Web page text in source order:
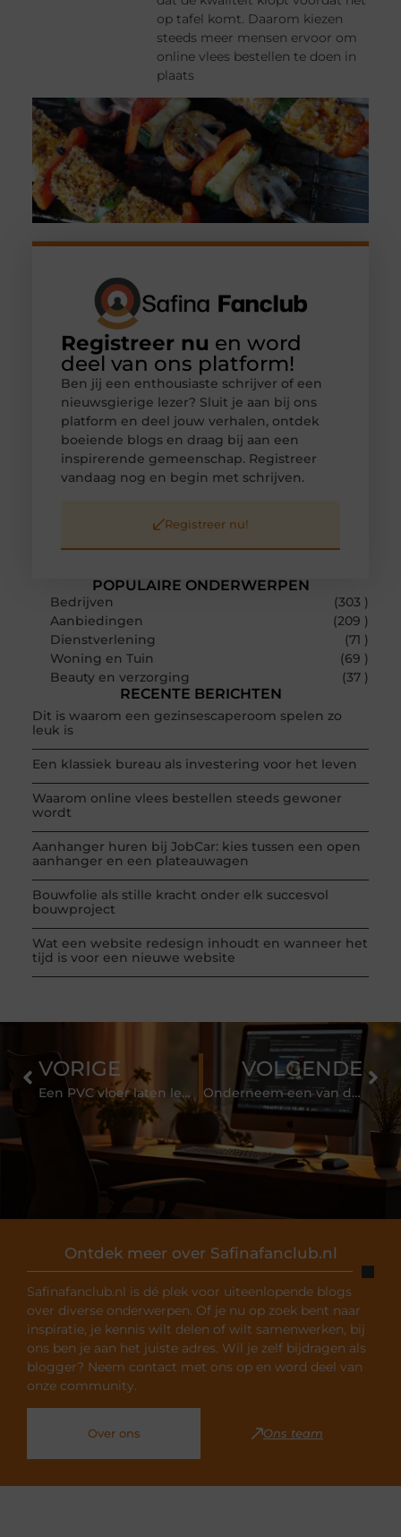
op tafel komt. Daarom kiezen
steeds meer mensen ervoor om
online vlees bestellen te doen in
plaats
POPULAIRE ONDERWERPEN
Bedrijven
(303 )
Aanbiedingen
(209 )
Dienstverlening
(71 )
Woning en Tuin
(69 )
Beauty en verzorging
(37 )
RECENTE BERICHTEN
Dit is waarom een gezinsescaperoom spelen zo
leuk is
Een klassiek bureau als investering voor het leven
Waarom online vlees bestellen steeds gewoner
wordt
Aanhanger huren bij JobCar: kies tussen een open
aanhanger en een plateauwagen
Bouwfolie als stille kracht onder elk succesvol
bouwproject
Wat een website redesign inhoudt en wanneer het
tijd is voor een nieuwe website
Registreer nu en word
deel van ons platform!
Ben jij een enthousiaste schrijver of een
nieuwsgierige lezer? Sluit je aan bij ons
platform en deel jouw verhalen, ontdek
boeiende blogs en draag bij aan een
inspirerende gemeenschap. Registreer
vandaag nog en begin met schrijven.
Registreer nu!
Ontdek meer over Safinafanclub.nl
Safinafanclub.nl is dé plek voor uiteenlopende blogs
over diverse onderwerpen. Of je nu op zoek bent naar
inspiratie, je kennis wilt delen of wilt samenwerken, bij
ons ben je aan het juiste adres. Wil je zelf bijdragen als
blogger? Neem contact met ons op en word deel van
onze community.
Over ons Ons team
VORIGE
Een PVC vloer laten leggen in Amsterdam
VOLGENDE
Onderneem een van de single groepsreizen van dit reisbureau